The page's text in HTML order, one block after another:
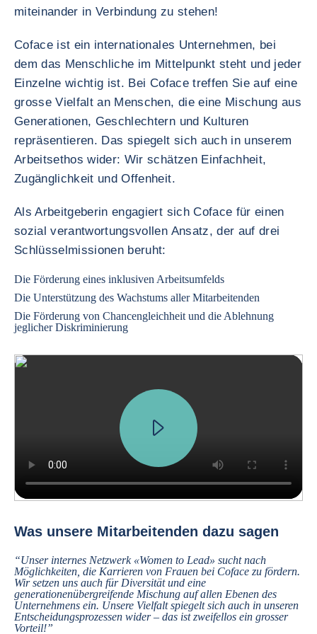
miteinander in Verbindung zu stehen!
Coface ist ein internationales Unternehmen, bei
dem das Menschliche im Mittelpunkt steht und jeder
Einzelne wichtig ist. Bei Coface treffen Sie auf eine
grosse Vielfalt an Menschen, die eine Mischung aus
Generationen, Geschlechtern und Kulturen
repräsentieren. Das spiegelt sich auch in unserem
Arbeitsethos wider: Wir schätzen Einfachheit,
Zugänglichkeit und Offenheit.
Als Arbeitgeberin engagiert sich Coface für einen
sozial verantwortungsvollen Ansatz, der auf drei
Schlüsselmissionen beruht:
Die Förderung eines inklusiven Arbeitsumfelds
Die Unterstützung des Wachstums aller Mitarbeitenden
Die Förderung von Chancengleichheit und die Ablehnung
jeglicher Diskriminierung
Was unsere Mitarbeitenden dazu sagen
“Unser internes Netzwerk «Women to Lead» sucht nach
Möglichkeiten, die Karrieren von Frauen bei Coface zu fördern.
Wir setzen uns auch für Diversität und eine
generationenübergreifende Mischung auf allen Ebenen des
Unternehmens ein. Unsere Vielfalt spiegelt sich auch in unseren
Entscheidungsprozessen wider – das ist zweifellos ein grosser
Vorteil!”